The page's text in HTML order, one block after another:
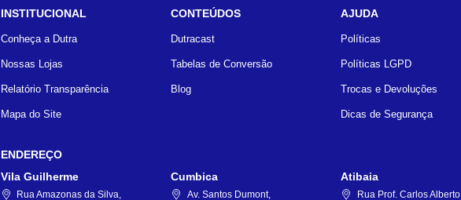
INSTITUCIONAL
Conheça a Dutra
Nossas Lojas
Relatório Transparência
Mapa do Site
CONTEÚDOS
Dutracast
Tabelas de Conversão
Blog
AJUDA
Políticas
Políticas LGPD
Trocas e Devoluções
Dicas de Segurança
ENDEREÇO
Vila Guilherme
Rua Amazonas da Silva,
Cumbica
Av. Santos Dumont,
Atibaia
Rua Prof. Carlos Alberto